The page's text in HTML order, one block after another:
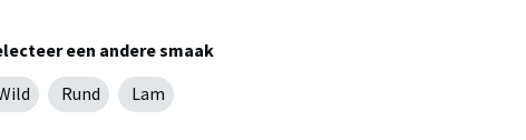
een andere smaak
Rund Lam